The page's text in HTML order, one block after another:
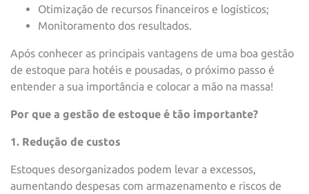
Otimização de recursos financeiros e logísticos;
Monitoramento dos resultados.
Após conhecer as principais vantagens de uma boa gestão
de estoque para hotéis e pousadas, o próximo passo é
entender a sua importância e colocar a mão na massa!
Por que a gestão de estoque é tão importante?
1. Redução de custos
Estoques desorganizados podem levar a excessos,
aumentando despesas com armazenamento e riscos de